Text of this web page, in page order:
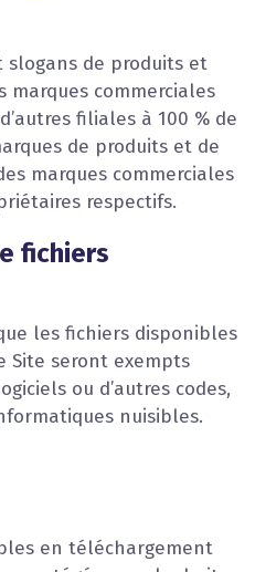
slogans de produits et
marques commerciales
filiales à 100 % de
de produits et de
marques commerciales
respectifs.
fichiers
les fichiers disponibles
Site seront exempts
ou d’autres codes,
nuisibles.
en téléchargement